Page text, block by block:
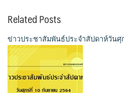
Related Posts
ข่าวประชาสัมพันธ์ประจำสัปดาห์วันศุ